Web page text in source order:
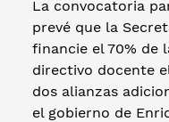
La convocatoria
prevé que la
financie el 70% de
directivo docente
dos alianzas
el gobierno de